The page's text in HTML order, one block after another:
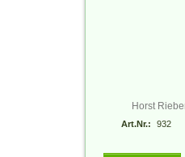
Horst
Art.Nr.: 932